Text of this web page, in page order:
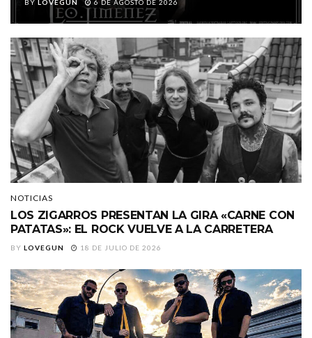
BY LOVEGUN 6 DE AGOSTO DE 2026
NOTICIAS
LOS ZIGARROS PRESENTAN LA GIRA «CARNE CON
PATATAS»: EL ROCK VUELVE A LA CARRETERA
BY LOVEGUN 18 DE JULIO DE 2026